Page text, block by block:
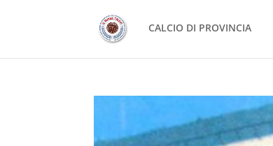
CALCIO DI PROVINCIA